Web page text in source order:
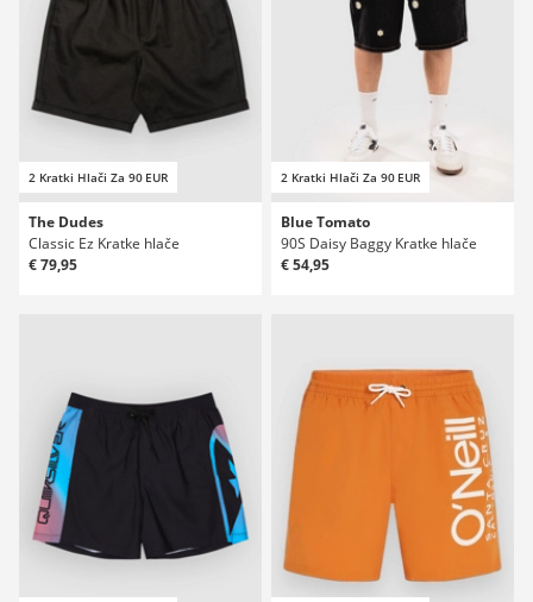
2 Kratki Hlači Za 90 EUR
The Dudes
Classic Ez Kratke hlače
€ 79,95
2 Kratki Hlači Za 90 EUR
Blue Tomato
90S Daisy Baggy Kratke hlače
€ 54,95